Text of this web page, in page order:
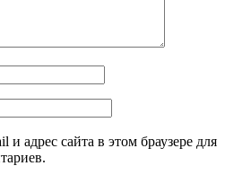
адрес сайта в этом браузере для